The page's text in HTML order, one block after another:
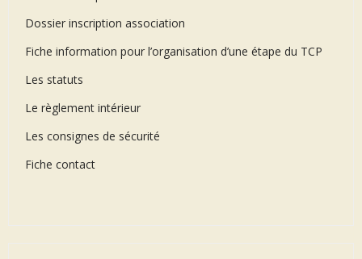
Dossier inscription association
Fiche information pour l’organisation d’une étape du TCP
Les statuts
Le règlement intérieur
Les consignes de sécurité
Fiche contact